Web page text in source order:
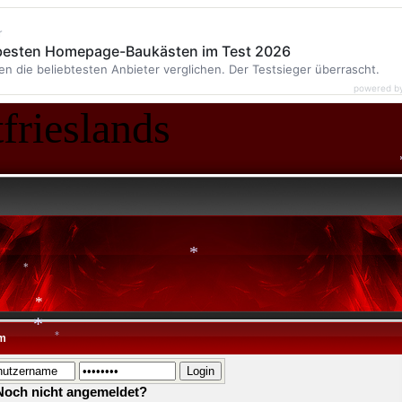
nicht angemeldet?
Homepage-Baukästen im Test 2026
die beliebtesten Anbieter verglichen. Der Testsieger überrascht.
powered
*
*
*
*